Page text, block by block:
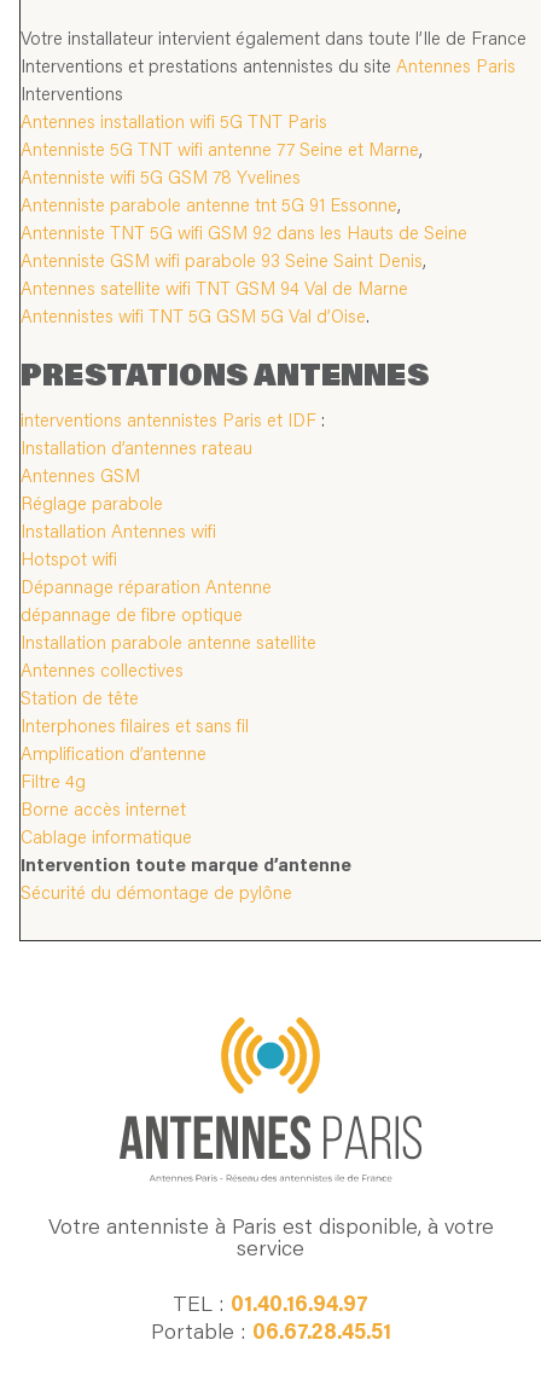
Votre installateur intervient également dans toute l’Ile de France
Interventions et prestations antennistes du site Antennes Paris
Interventions
Antennes installation wifi 5G TNT Paris
Antenniste 5G TNT wifi antenne 77 Seine et Marne,
Antenniste wifi 5G GSM 78 Yvelines
Antenniste parabole antenne tnt 5G 91 Essonne,
Antenniste TNT 5G wifi GSM 92 dans les Hauts de Seine
Antenniste GSM wifi parabole 93 Seine Saint Denis,
Antennes satellite wifi TNT GSM 94 Val de Marne
Antennistes wifi TNT 5G GSM 5G Val d’Oise.
PRESTATIONS ANTENNES
interventions antennistes Paris et IDF :
Installation d’antennes rateau
Antennes GSM
Réglage parabole
Installation Antennes wifi
Hotspot wifi
Dépannage réparation Antenne
dépannage de fibre optique
Installation parabole antenne satellite
Antennes collectives
Station de tête
Interphones filaires et sans fil
Amplification d’antenne
Filtre 4g
Borne accès internet
Cablage informatique
Intervention toute marque d’antenne
Sécurité du démontage de pylône
Votre antenniste à Paris est disponible, à votre
service
TEL : 01.40.16.94.97
Portable : 06.67.28.45.51